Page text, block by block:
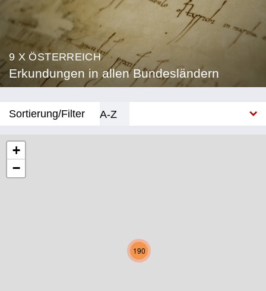
9 X ÖSTERREICH
Erkundungen in allen Bundesländern
Sortierung/Filter
A-Z
Niederösterreich
Oberösterreich
190
+
−